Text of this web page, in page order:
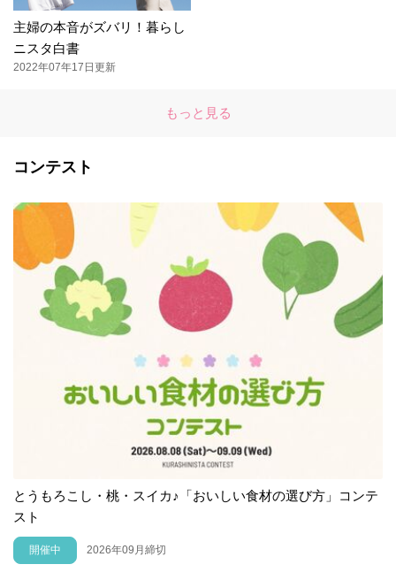
主婦の本音がズバリ！暮らし
ニスタ白書
2022年07年17日更新
もっと見る
コンテスト
とうもろこし・桃・スイカ♪「おいしい食材の選び方」コンテ
スト
開催中 2026年09月締切